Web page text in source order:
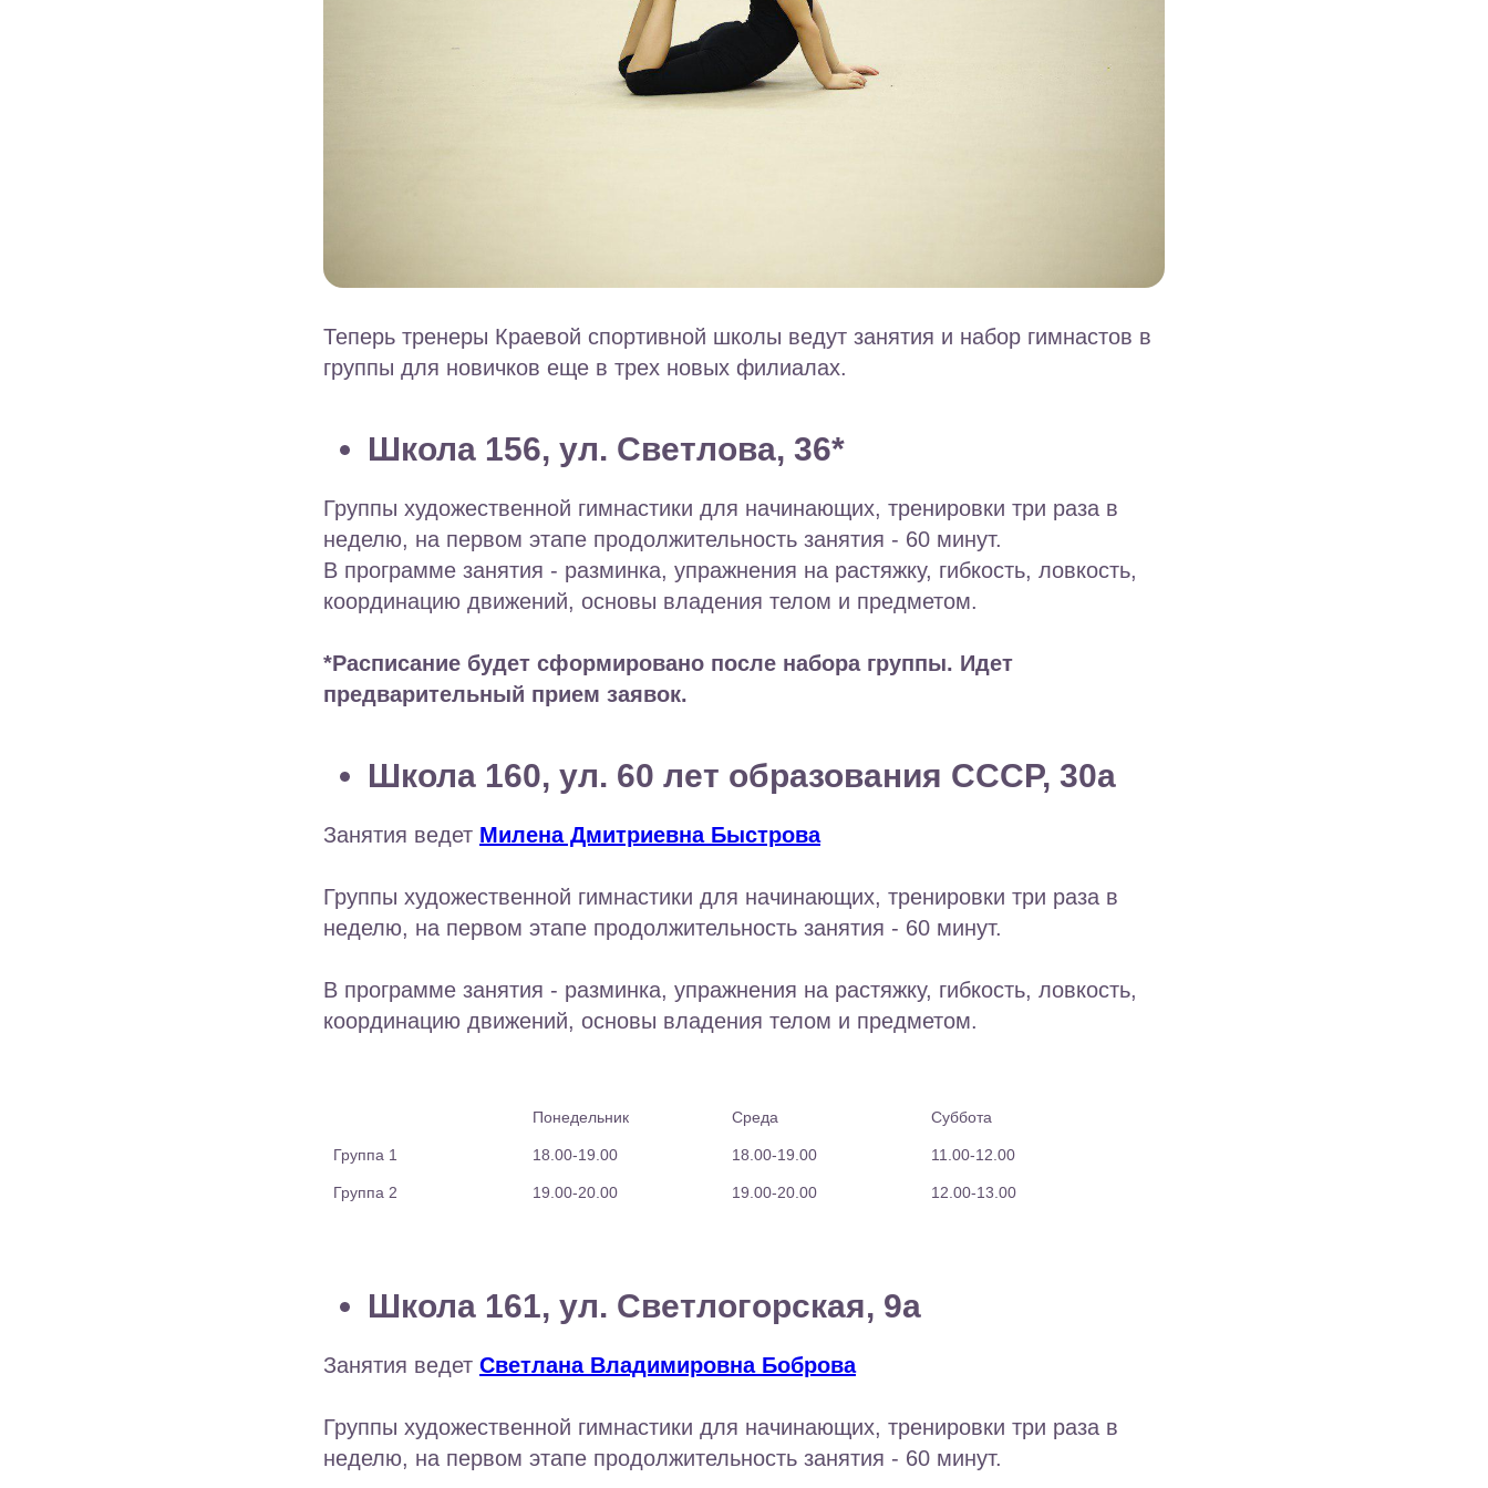
Теперь тренеры Краевой спортивной школы ведут занятия и набор гимнастов в
группы для новичков еще в трех новых филиалах.
Школа 156, ул. Светлова, 36*
Группы художественной гимнастики для начинающих, тренировки три раза в
неделю, на первом этапе продолжительность занятия - 60 минут.
В программе занятия - разминка, упражнения на растяжку, гибкость, ловкость,
координацию движений, основы владения телом и предметом.
*Расписание будет сформировано после набора группы. Идет
предварительный прием заявок.
Школа 160, ул. 60 лет образования СССР, 30а
Занятия ведет Милена Дмитриевна Быстрова
Группы художественной гимнастики для начинающих, тренировки три раза в
неделю, на первом этапе продолжительность занятия - 60 минут.
В программе занятия - разминка, упражнения на растяжку, гибкость, ловкость,
координацию движений, основы владения телом и предметом.
Понедельник Среда Суббота
Группа 1 18.00-19.00 18.00-19.00 11.00-12.00
Группа 2 19.00-20.00 19.00-20.00 12.00-13.00
Школа 161, ул. Светлогорская, 9а
Занятия ведет Светлана Владимировна Боброва
Группы художественной гимнастики для начинающих, тренировки три раза в
неделю, на первом этапе продолжительность занятия - 60 минут.